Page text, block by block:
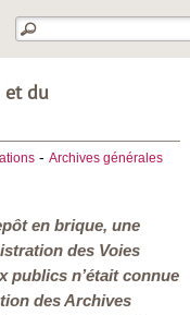
et du
- Archives générales
en brique, une
des Voies
publics n’était connue
des Archives